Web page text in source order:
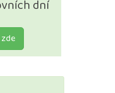
dní